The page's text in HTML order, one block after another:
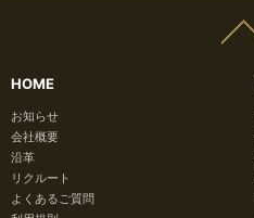
HOME
お知らせ
会社概要
沿革
リクルート
よくあるご質問